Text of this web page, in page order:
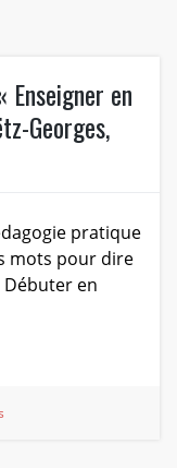
Enseigner en
Georges,
pratique
mots pour dire
en